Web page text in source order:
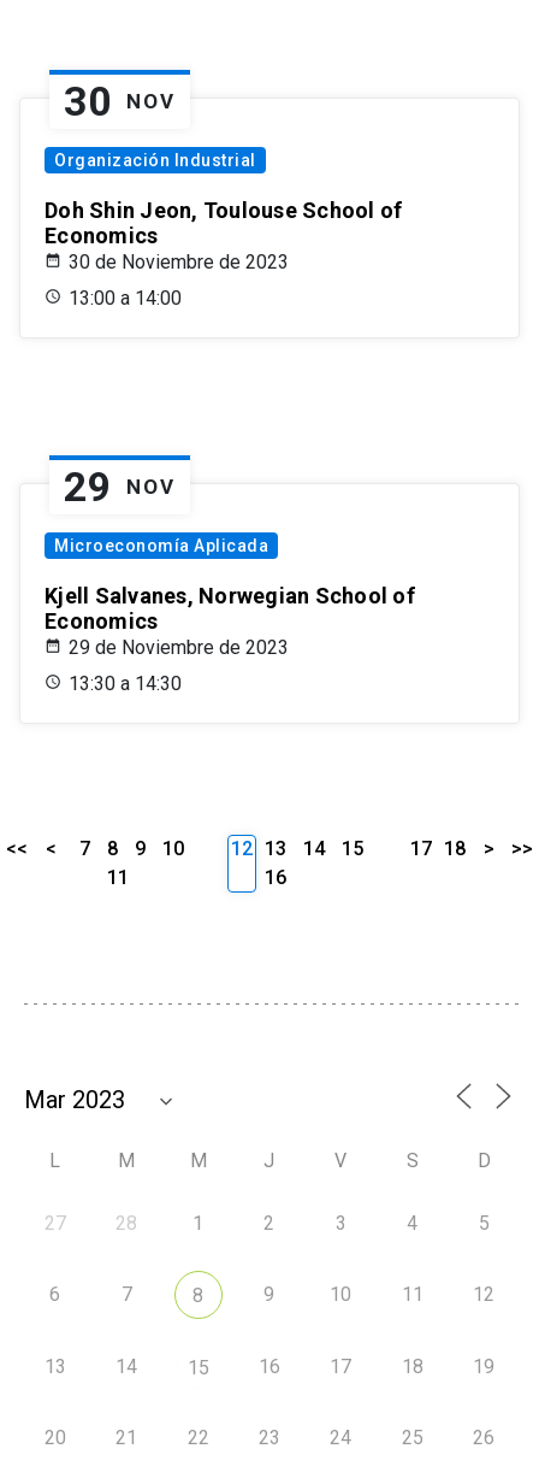
30 NOV
Organización Industrial
Doh Shin Jeon, Toulouse School of
Economics
30 de Noviembre de 2023
13:00 a 14:00
29 NOV
Microeconomía Aplicada
Kjell Salvanes, Norwegian School of
Economics
29 de Noviembre de 2023
13:30 a 14:30
<< < 7 8 9
10
11
12 13 14
15
16
17 18 > >>
L M M J V S D
27 28 1 2 3 4 5
6 7 8 9 10 11 12
13 14 15 16 17 18 19
20 21 22 23 24 25 26